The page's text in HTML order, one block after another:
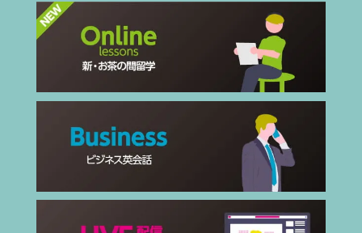
質問：5、優勝特典で行かれたバンクー
バーのサマーキャンプはいかがでした
(里沙様) 知り合った中南米の人達は、男
女問わずみんなフレンドリーでとても楽
しい人ばかりでした。他にも韓国人や台
湾人の子とも仲良くなり、たくさん友達
ができたことが一番嬉しかったです。食
事は甘い物ばかり食べていた気がしま
す…。将来は英語を活かした仕事に就き